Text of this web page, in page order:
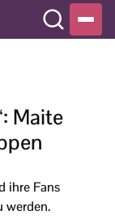
Maite
ihre Fans
werden.